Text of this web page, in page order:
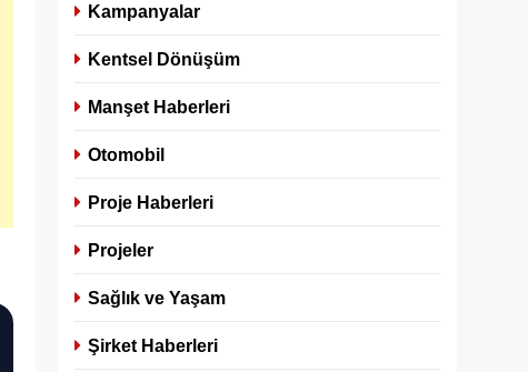
Kampanyalar
Kentsel Dönüşüm
Manşet Haberleri
Otomobil
Proje Haberleri
Projeler
Sağlık ve Yaşam
Şirket Haberleri